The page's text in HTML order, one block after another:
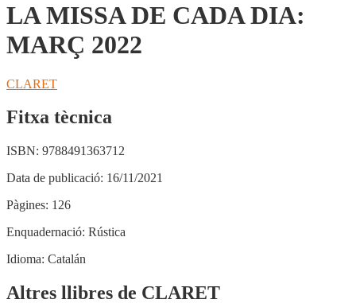
LA MISSA DE CADA DIA:
MARÇ 2022
CLARET
Fitxa tècnica
ISBN: 9788491363712
Data de publicació: 16/11/2021
Pàgines: 126
Enquadernació: Rústica
Idioma: Catalán
Altres llibres de CLARET